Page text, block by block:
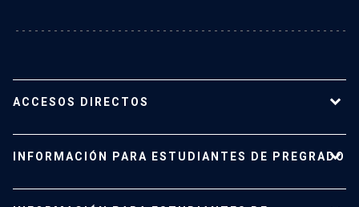
ACCESOS DIRECTOS
Carreras y programas
INFORMACIÓN PARA ESTUDIANTES DE PREGRADO